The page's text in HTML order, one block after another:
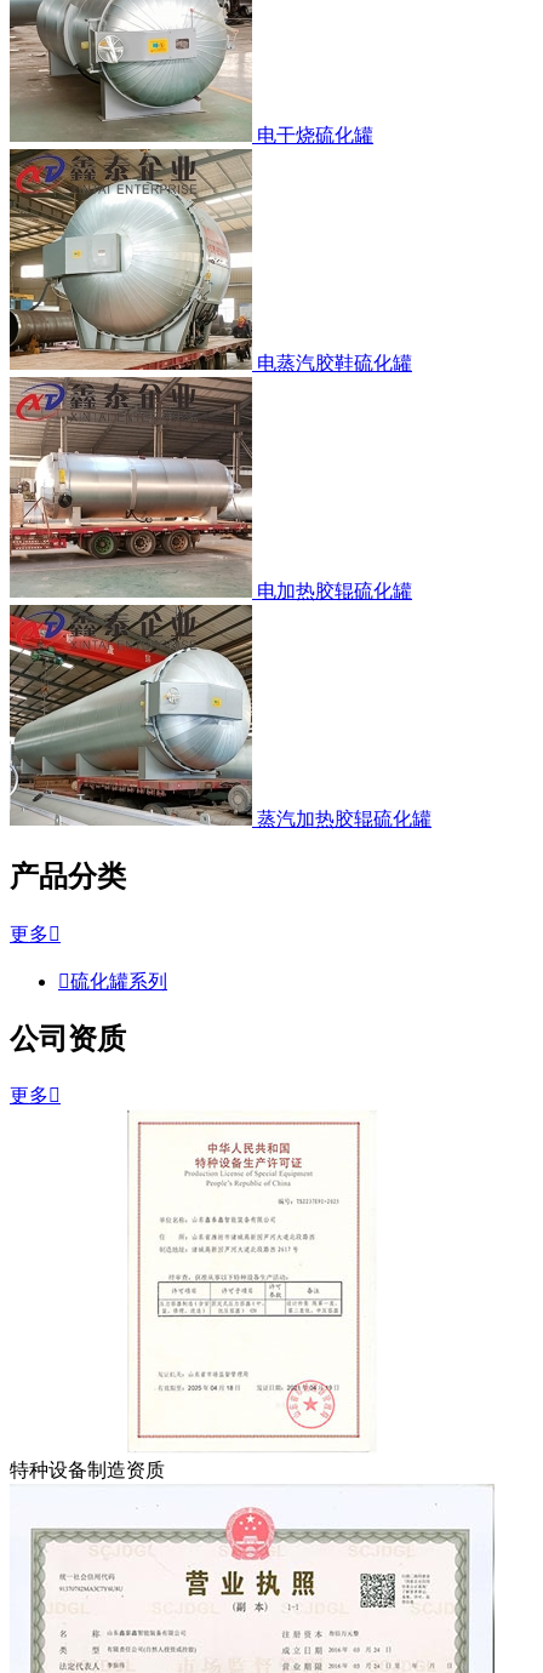
电干烧硫化罐
电蒸汽胶鞋硫化罐
电加热胶辊硫化罐
蒸汽加热胶辊硫化罐
产品分类
更多
硫化罐系列
公司资质
更多
特种设备制造资质